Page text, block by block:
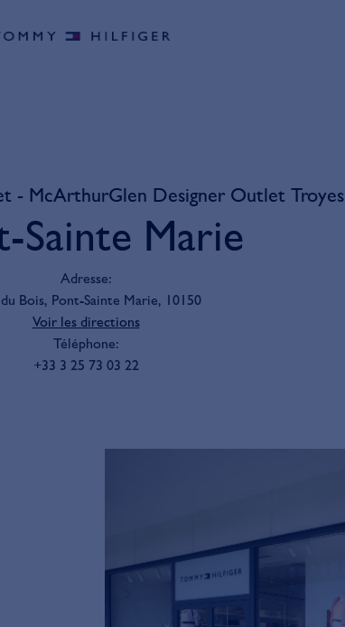
- McArthurGlen Designer Outlet Troyes
Sainte Marie
Adresse:
Bois, Pont-Sainte Marie, 10150
Voir les directions
Téléphone:
+33 3 25 73 03 22